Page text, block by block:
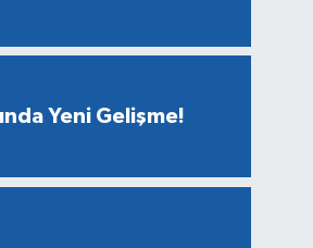
Yeni Gelişme!